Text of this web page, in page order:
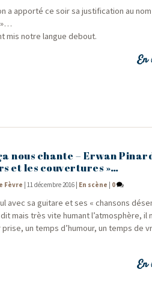
a appor­té ce soir sa jus­ti­fi­ca­tion au
»…
mis notre langue debout.
En
nous chante – Erwan
et les couvertures »…
Fèvre |11 décembre 2016 En scène 0
avec sa gui­tare et ses « chan­sons
dit mais très vite humant l’atmosphère, il
un temps d’humour, un temps de
En